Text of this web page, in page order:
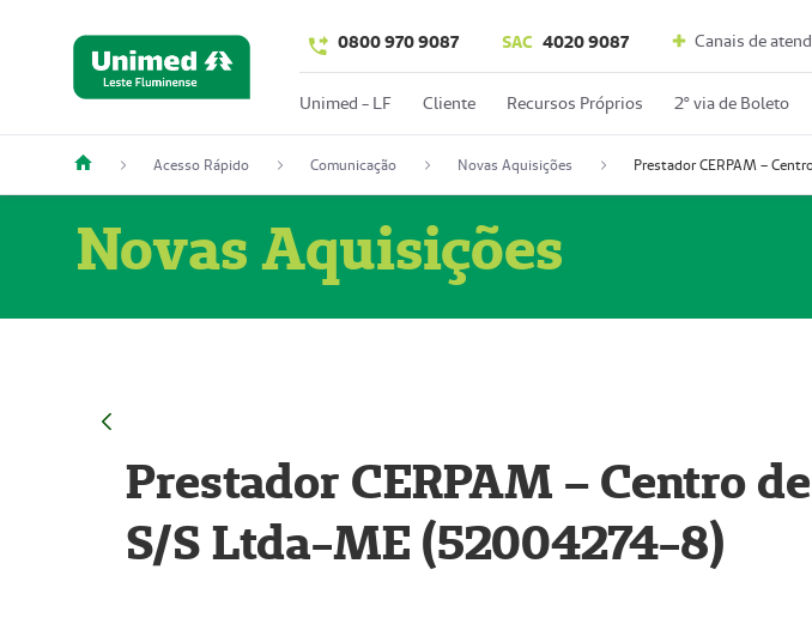
0800 970 9087 SAC 4020 9087 Canais de
Unimed - LF Cliente Recursos Próprios 2º via de Boleto
Acesso Rápido Comunicação Novas Aquisições
Novas Aquisições
Prestador CERPAM – Centro
S/S Ltda-ME (52004274-8)